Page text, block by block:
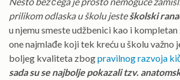
prilikom odlaska u školu jesteškolski
u njemu smeste udžbenici kao i
one najmlađe koji tek kreću u školu važno
boljeg kvaliteta zbogpravilnog razvoja
sada su se najbolje pokazali tzv.